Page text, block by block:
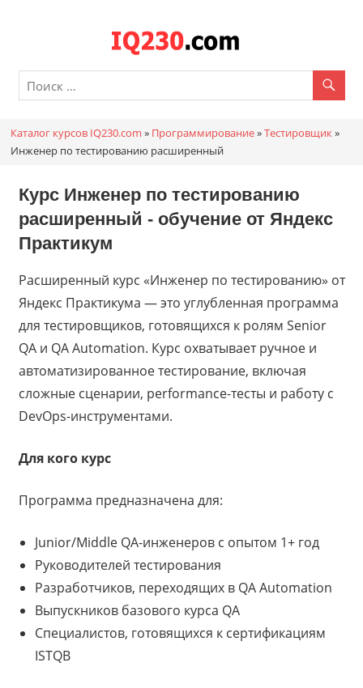
онлайн
Каталог курсов IQ230.com » Программирование»Тестировщик»
Инженер по тестированию расширенный
Курс Инженер по тестированию
расширенный - обучение от Яндекс
Практикум
Расширенный курс «Инженер по тестированию» от
Яндекс Практикума — это углубленная программа
для тестировщиков, готовящихся к ролям Senior
QA и QA Automation. Курс охватывает ручное и
автоматизированное тестирование, включая
сложные сценарии, performance-тесты и работу с
DevOps-инструментами.
Для кого курс
Программа предназначена для:
Junior/Middle QA-инженеров с опытом 1+ год
Руководителей тестирования
Разработчиков, переходящих в QA Automation
Выпускников базового курса QA
Специалистов, готовящихся к сертификациям
ISTQB